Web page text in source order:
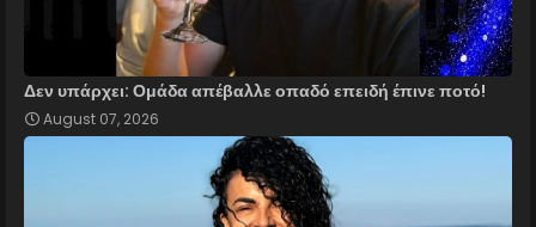
Δεν υπάρχει: Ομάδα απέβαλλε οπαδό επειδή έπινε ποτό!
August 07, 2026